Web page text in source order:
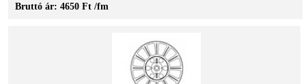
Bruttó ár: 4650 Ft /fm